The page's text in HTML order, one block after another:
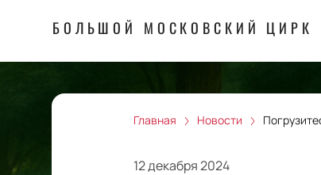
БОЛЬШОЙ МОСКОВСКИЙ ЦИРК
Главная Новости
12 декабря 2024